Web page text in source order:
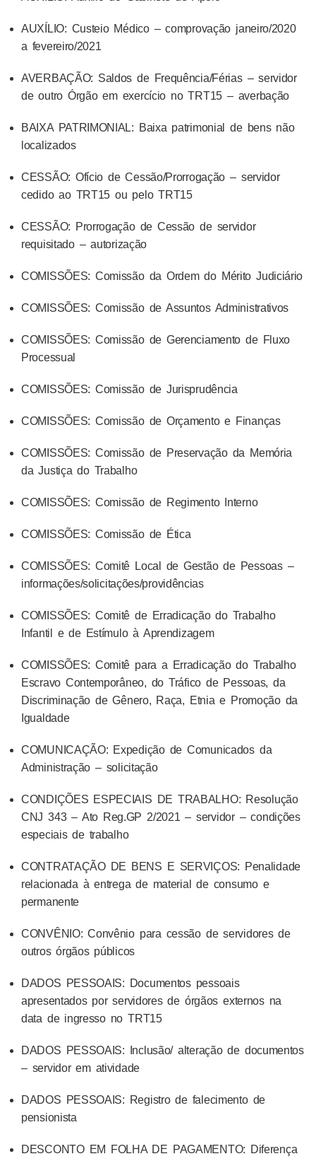
AUXÍLIO: Custeio Médico – comprovação janeiro/2020
a fevereiro/2021
AVERBAÇÃO: Saldos de Frequência/Férias – servidor
de outro Órgão em exercício no TRT15 – averbação
BAIXA PATRIMONIAL: Baixa patrimonial de bens não
localizados
CESSÃO: Ofício de Cessão/Prorrogação – servidor
cedido ao TRT15 ou pelo TRT15
CESSÃO: Prorrogação de Cessão de servidor
requisitado – autorização
COMISSÕES: Comissão da Ordem do Mérito Judiciário
COMISSÕES: Comissão de Assuntos Administrativos
COMISSÕES: Comissão de Gerenciamento de Fluxo
Processual
COMISSÕES: Comissão de Jurisprudência
COMISSÕES: Comissão de Orçamento e Finanças
COMISSÕES: Comissão de Preservação da Memória
da Justiça do Trabalho
COMISSÕES: Comissão de Regimento Interno
COMISSÕES: Comissão de Ética
COMISSÕES: Comitê Local de Gestão de Pessoas –
informações/solicitações/providências
COMISSÕES: Comitê de Erradicação do Trabalho
Infantil e de Estímulo à Aprendizagem
COMISSÕES: Comitê para a Erradicação do Trabalho
Escravo Contemporâneo, do Tráfico de Pessoas, da
Discriminação de Gênero, Raça, Etnia e Promoção da
Igualdade
COMUNICAÇÃO: Expedição de Comunicados da
Administração – solicitação
CONDIÇÕES ESPECIAIS DE TRABALHO: Resolução
CNJ 343 – Ato Reg.GP 2/2021 – servidor – condições
especiais de trabalho
CONTRATAÇÃO DE BENS E SERVIÇOS: Penalidade
relacionada à entrega de material de consumo e
permanente
CONVÊNIO: Convênio para cessão de servidores de
outros órgãos públicos
DADOS PESSOAIS: Documentos pessoais
apresentados por servidores de órgãos externos na
data de ingresso no TRT15
DADOS PESSOAIS: Inclusão/ alteração de documentos
– servidor em atividade
DADOS PESSOAIS: Registro de falecimento de
pensionista
DESCONTO EM FOLHA DE PAGAMENTO: Diferença